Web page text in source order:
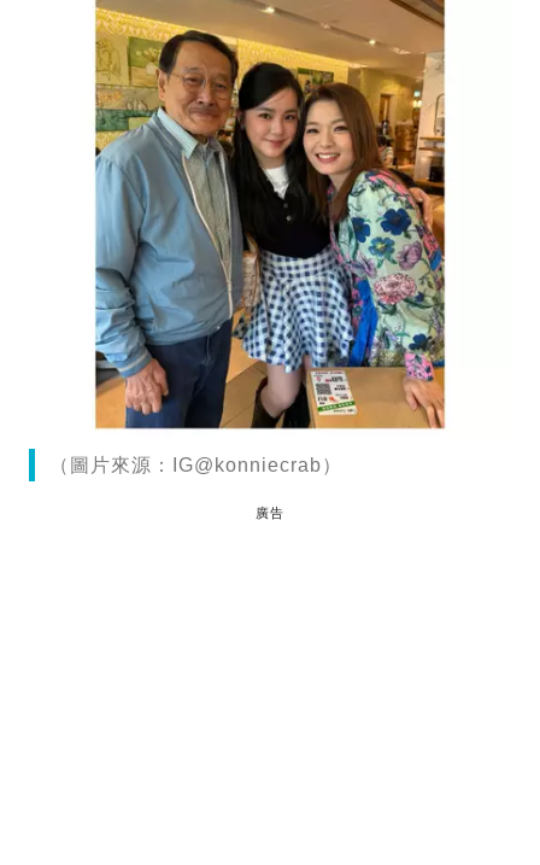
（圖片來源：IG@konniecrab）
廣告